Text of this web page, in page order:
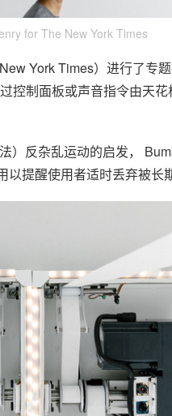
for The New York Times
York Times）进行了专
控制面板或声音指令由天
）反杂乱运动的启发，
提醒使用者适时丢弃被长